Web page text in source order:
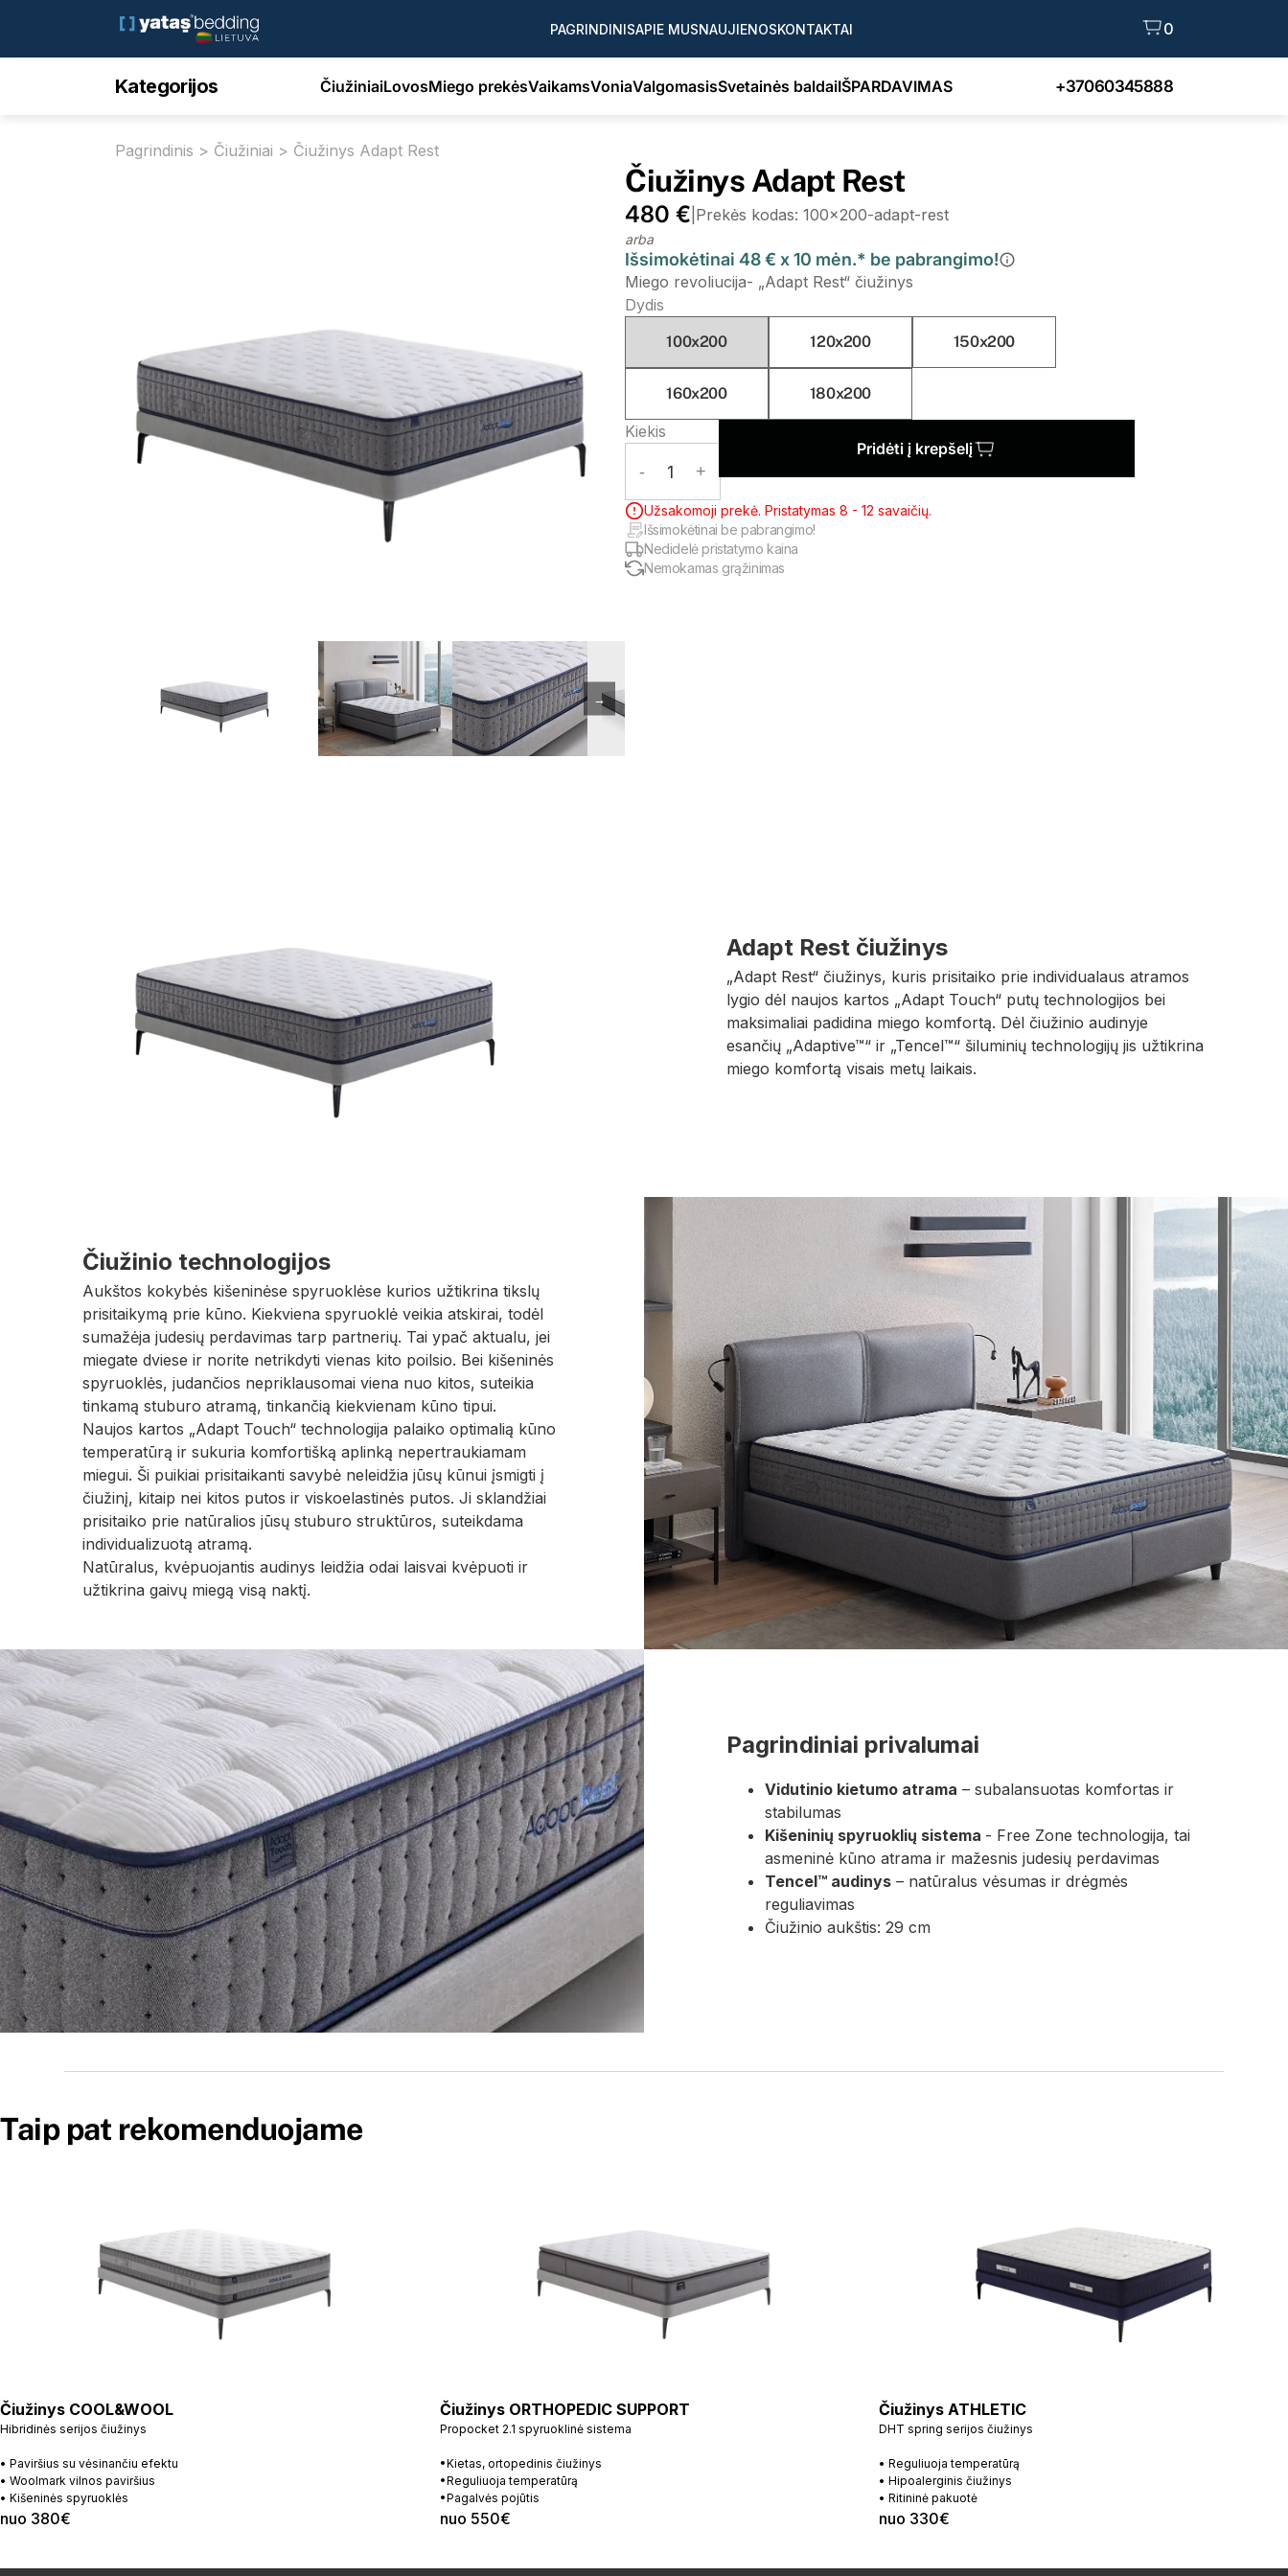
PAGRINDINISAPIE MUSNAUJIENOSKONTAKTAI 0
Kategorijos ČiužiniaiLovosMiego prekėsVaikamsVoniaValgomasisSvetainės baldaiIŠPARDAVIMAS +37060345888
Pagrindinis > Čiužiniai > Čiužinys Adapt Rest
→
Čiužinys Adapt Rest
480 € Prekės kodas: 100x200-adapt-rest
arba
Išsimokėtinai 48 € x 10 mėn.* be pabrangimo!
Miego revoliucija- „Adapt Rest“ čiužinys
Dydis
100x200 120x200 150x200
160x200 180x200
Kiekis
- 1 +
Pridėti į krepšelį
Užsakomoji prekė. Pristatymas 8 - 12 savaičių.
Išsimokėtinai be pabrangimo!
Nedidelė pristatymo kaina
Nemokamas grąžinimas
Adapt Rest čiužinys
„Adapt Rest“ čiužinys, kuris prisitaiko prie individualaus atramos
lygio dėl naujos kartos „Adapt Touch“ putų technologijos bei
maksimaliai padidina miego komfortą. Dėl čiužinio audinyje
esančių „Adaptive™“ ir „Tencel™“ šiluminių technologijų jis užtikrina
miego komfortą visais metų laikais.
Čiužinio technologijos
Aukštos kokybės kišeninėse spyruoklėse kurios užtikrina tikslų
prisitaikymą prie kūno. Kiekviena spyruoklė veikia atskirai, todėl
sumažėja judesių perdavimas tarp partnerių. Tai ypač aktualu, jei
miegate dviese ir norite netrikdyti vienas kito poilsio. Bei kišeninės
spyruoklės, judančios nepriklausomai viena nuo kitos, suteikia
tinkamą stuburo atramą, tinkančią kiekvienam kūno tipui.
Naujos kartos „Adapt Touch“ technologija palaiko optimalią kūno
temperatūrą ir sukuria komfortišką aplinką nepertraukiamam
miegui. Ši puikiai prisitaikanti savybė neleidžia jūsų kūnui įsmigti į
čiužinį, kitaip nei kitos putos ir viskoelastinės putos. Ji sklandžiai
prisitaiko prie natūralios jūsų stuburo struktūros, suteikdama
individualizuotą atramą.
Natūralus, kvėpuojantis audinys leidžia odai laisvai kvėpuoti ir
užtikrina gaivų miegą visą naktį.
Pagrindiniai privalumai
Vidutinio kietumo atrama – subalansuotas komfortas ir
stabilumas
Kišeninių spyruoklių sistema - Free Zone technologija, tai
asmeninė kūno atrama ir mažesnis judesių perdavimas
Tencel™ audinys – natūralus vėsumas ir drėgmės
reguliavimas
Čiužinio aukštis: 29 cm
Taip pat rekomenduojame
Čiužinys COOL&WOOL
Hibridinės serijos čiužinys
• Paviršius su vėsinančiu efektu
• Woolmark vilnos paviršius
• Kišeninės spyruoklės
nuo 380€
Čiužinys ORTHOPEDIC SUPPORT
Propocket 2.1 spyruoklinė sistema
•Kietas, ortopedinis čiužinys
•Reguliuoja temperatūrą
•Pagalvės pojūtis
nuo 550€
Čiužinys ATHLETIC
DHT spring serijos čiužinys
• Reguliuoja temperatūrą
• Hipoalerginis čiužinys
• Ritininė pakuotė
nuo 330€